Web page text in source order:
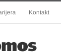
Kontakt